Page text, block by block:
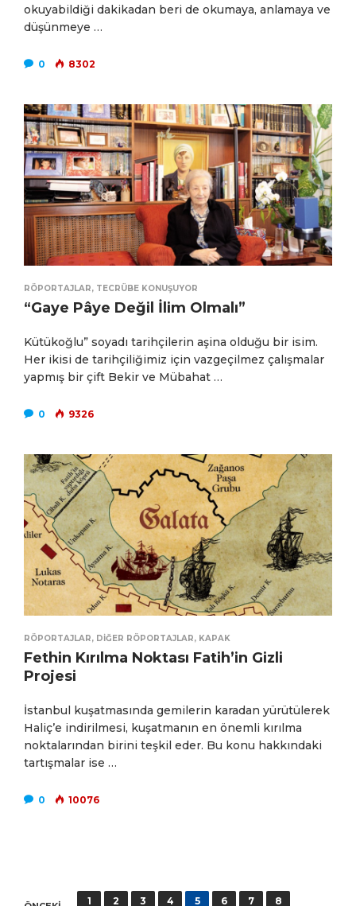
okuyabildiği dakikadan beri de okumaya, anlamaya ve
düşünmeye …
0 8302
RÖPORTAJLAR, TECRÜBE KONUŞUYOR
“Gaye Pâye Değil İlim Olmalı”
Kütükoğlu” soyadı tarihçilerin aşina olduğu bir isim.
Her ikisi de tarihçiliğimiz için vazgeçilmez çalışmalar
yapmış bir çift Bekir ve Mübahat …
0 9326
RÖPORTAJLAR, DIĞER RÖPORTAJLAR, KAPAK
Fethin Kırılma Noktası Fatih’in Gizli
Projesi
İstanbul kuşatmasında gemilerin karadan yürütülerek
Haliç’e indirilmesi, kuşatmanın en önemli kırılma
noktalarından birini teşkil eder. Bu konu hakkındaki
tartışmalar ise …
0 10076
Yazı 1 2 3 4 5 6 7 8